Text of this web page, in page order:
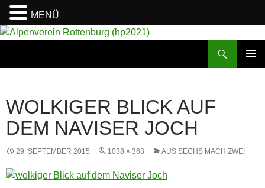
WOLKIGER BLICK AUF
DEM NAVISER JOCH
29. SEPTEMBER 2015 1038 × 363 AUS SECHS MACH ZWEI
MENÜ